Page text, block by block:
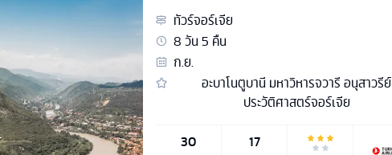
ทัวร์จอร์เจีย
8วัน5 คืน
ก.ย.
อะบาโนตูบานี มหาวิหารจวารี อนุสาวรีย์
ประวัติศาสตร์จอร์เจีย
30
17